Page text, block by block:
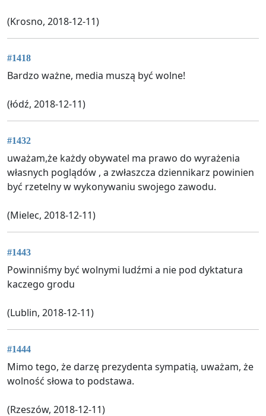
(Krosno, 2018-12-11)
#1418
Bardzo ważne, media muszą być wolne!
(łódź, 2018-12-11)
#1432
uważam,że każdy obywatel ma prawo do wyrażenia
własnych poglądów , a zwłaszcza dziennikarz powinien
być rzetelny w wykonywaniu swojego zawodu.
(Mielec, 2018-12-11)
#1443
Powinniśmy być wolnymi ludźmi a nie pod dyktatura
kaczego grodu
(Lublin, 2018-12-11)
#1444
Mimo tego, że darzę prezydenta sympatią, uważam, że
wolność słowa to podstawa.
(Rzeszów, 2018-12-11)